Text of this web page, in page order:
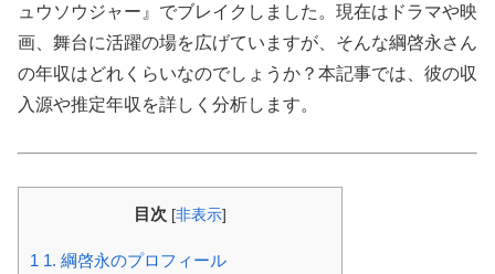
ュウソウジャー』でブレイクしました。現在はドラマや映
画、舞台に活躍の場を広げていますが、そんな綱啓永さん
の年収はどれくらいなのでしょうか？本記事では、彼の収
入源や推定年収を詳しく分析します。
目次 [非表示]
1 1. 綱啓永のプロフィール